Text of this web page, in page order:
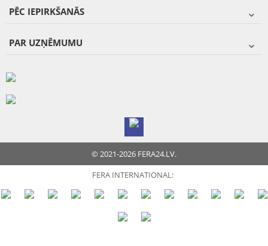
PĒC IEPIRKŠANĀS
PAR UZŅĒMUMU
© 2021-2026 FERA24.LV.
FERA INTERNATIONAL: